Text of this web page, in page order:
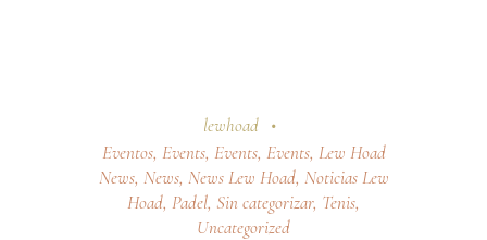
lewhoad
Eventos, Events, Events, Events, Lew Hoad
News, News, News Lew Hoad, Noticias Lew
Hoad, Padel, Sin categorizar, Tenis,
Uncategorized